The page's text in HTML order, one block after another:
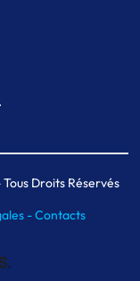
Droits Réservés
-Contacts